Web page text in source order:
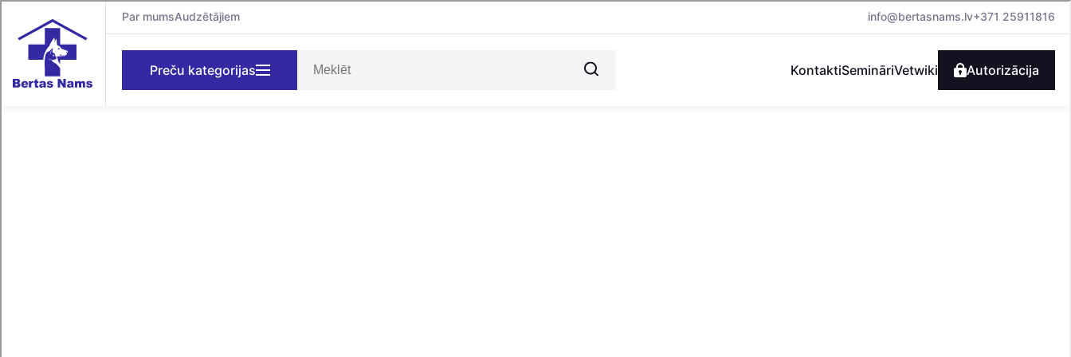
Par mumsAudzētājiem info@bertasnams.lv+371 25911816
Preču kategorijas KontaktiSemināriVetwiki Autorizācija